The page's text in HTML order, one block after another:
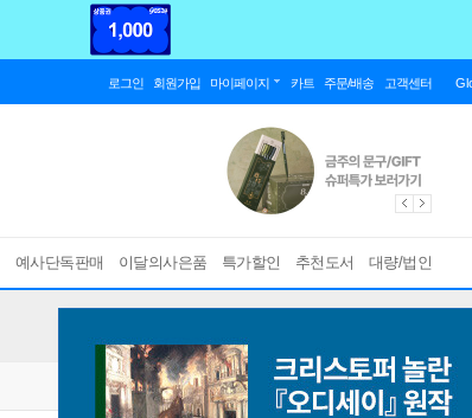
로그인 회원가입 마이페이지 카트 주문/배송 고객센터
예사단독판매 이달의사은품 특가할인 추천도서 대량/법인